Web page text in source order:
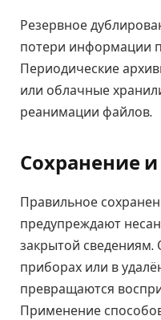
Резервное
потери информации
Периодические
или облачные
реанимации файлов.
Сохранение
Правильное
предупреждают
закрытой
приборах или в
превращаются
Применение